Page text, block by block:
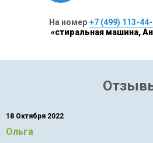
На номер +7 (499) 113-
«стиральная машина,
18 Октября 2022
Ольга